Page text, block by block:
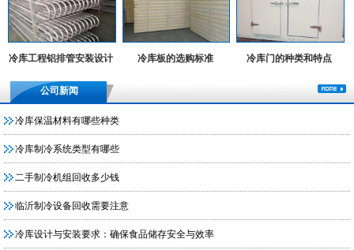
冷库工程铝排管安装设计
冷库板的选购标准 冷库门的种类和特点
公司新闻
冷库保温材料有哪些种类
冷库制冷系统类型有哪些
二手制冷机组回收多少钱
临沂制冷设备回收需要注意
冷库设计与安装要求：确保食品储存安全与效率